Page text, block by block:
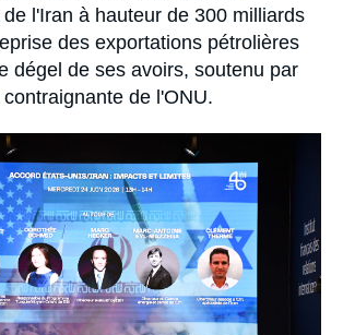
l'Iran à hauteur de 300 milliards
des exportations pétrolières
dégel de ses avoirs, soutenu par
de l'ONU.